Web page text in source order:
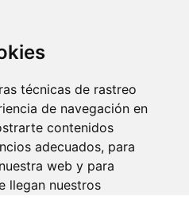
técnicas de rastreo
de navegación en
contenidos
adecuados, para
web y para
llegan nuestros